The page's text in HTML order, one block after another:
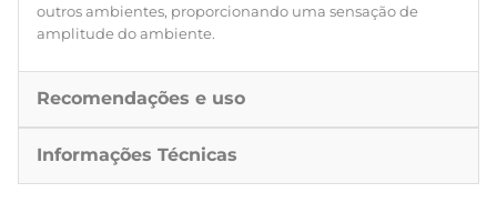
outros ambientes, proporcionando uma sensação de
amplitude do ambiente.
Recomendações e uso
Informações Técnicas